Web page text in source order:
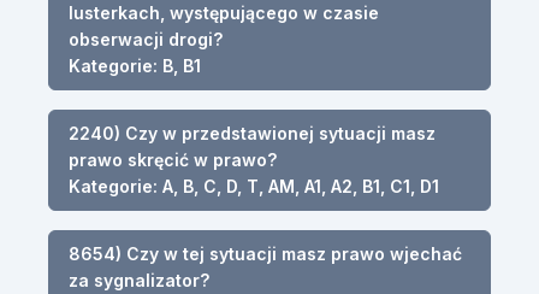
lusterkach, występującego w czasie
obserwacji drogi?
Kategorie: B, B1
2240) Czy w przedstawionej sytuacji masz
prawo skręcić w prawo?
Kategorie: A, B, C, D, T, AM, A1, A2, B1, C1, D1
8654) Czy w tej sytuacji masz prawo wjechać
za sygnalizator?